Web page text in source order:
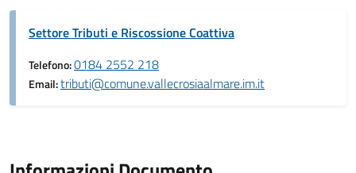
Settore Tributi e Riscossione Coattiva
Telefono:0184 2552 218
Email:tributi@comune.vallecrosiaalmare.im.it